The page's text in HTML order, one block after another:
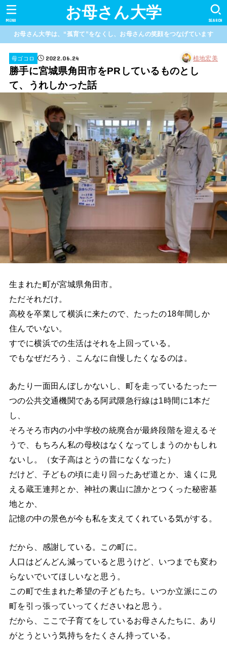
お母さん大学 SEARCH
MENU
お母さん大学は、“孤育て”をなくし、お母さんの笑顔をつなげています
母ゴコロ 2022.06.24 植地宏美
勝手に宮城県角田市をPRしているものとし
て、うれしかった話
生まれた町が宮城県角田市。
ただそれだけ。
高校を卒業して横浜に来たので、たったの18年間しか
住んでいない。
すでに横浜での生活はそれを上回っている。
でもなぜだろう、こんなに自慢したくなるのは。
あたり一面田んぼしかないし、町を走っているたった一
つの公共交通機関である阿武隈急行線は1時間に1本だ
し、
そろそろ市内の小中学校の統廃合が最終段階を迎えるそ
うで、もちろん私の母校はなくなってしまうのかもしれ
ないし。（女子高はとうの昔になくなった）
だけど、子どもの頃に走り回ったあぜ道とか、遠くに見
える蔵王連邦とか、神社の裏山に誰かとつくった秘密基
地とか、
記憶の中の景色が今も私を支えてくれている気がする。
だから、感謝している。この町に。
人口はどんどん減っていると思うけど、いつまでも変わ
らないでいてほしいなと思う。
この町で生まれた希望の子どもたち。いつか立派にこの
町を引っ張っていってくださいねと思う。
だから、ここで子育てをしているお母さんたちに、あり
がとうという気持ちをたくさん持っている。